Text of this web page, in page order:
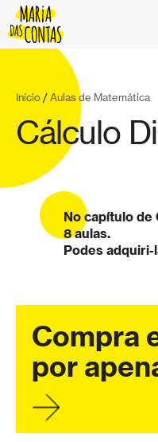
Início /Aulas de Matemática
Cálculo
No capítulo de
8 aulas.
Podes
Compra
por